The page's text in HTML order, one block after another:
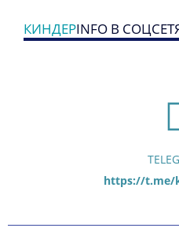
КИНДЕРINFO В
https://t.me/